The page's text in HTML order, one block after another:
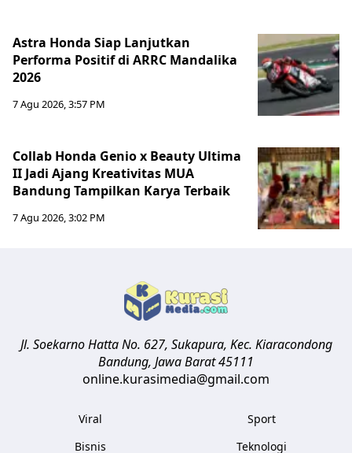
Astra Honda Siap Lanjutkan
Performa Positif di ARRC Mandalika
2026
7 Agu 2026, 3:57 PM
Collab Honda Genio x Beauty Ultima
II Jadi Ajang Kreativitas MUA
Bandung Tampilkan Karya Terbaik
7 Agu 2026, 3:02 PM
Jl. Soekarno Hatta No. 627, Sukapura, Kec. Kiaracondong
Bandung, Jawa Barat45111
online.kurasimedia@gmail.com
Viral
Bisnis
Sport
Teknologi